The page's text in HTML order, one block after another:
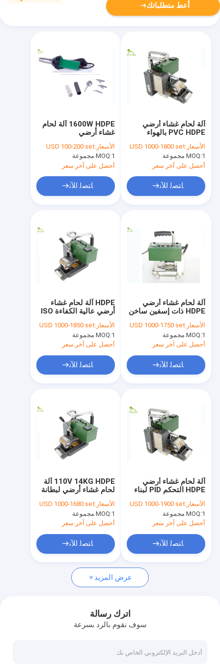
معلومات عنا
جولة في المعمل
اطلب اقتباس
News
غشاء أرضي مركب
أقمشة غير منسوجة جيوتكستايل
أعط متطلباتك
1600W HDPE آلة لحام
غشاء أرضي
الأسعار:USD 100-200 set
MOQ:1 مجموعة
أحصل على آخر سعر
ﺎﺘﺼﻟ ﺍﻶﻧ
آلة لحام غشاء أرضي
PVC HDPE بالهواء
مم 14 كجم
الأسعار:USD 1000-1800 set
MOQ:1 مجموعة
أحصل على آخر سعر
ﺎﺘﺼﻟ ﺍﻶﻧ
HDPE آلة لحام غشاء
أرضي عالية الكفاءة ISO
القياسية
الأسعار:USD 1000-1850 set
MOQ:1 مجموعة
أحصل على آخر سعر
ﺎﺘﺼﻟ ﺍﻶﻧ
آلة لحام غشاء أرضي
HDPE ذات إسفين ساخن
بسرعة 50/60 هرتز
الأسعار:USD 1000-1750 set
MOQ:1 مجموعة
أحصل على آخر سعر
ﺎﺘﺼﻟ ﺍﻶﻧ
110V 14KG HDPE آلة
لحام غشاء أرضي لبطانة
حوض السمك 3 مم
الأسعار:USD 1000-1680 set
MOQ:1 مجموعة
أحصل على آخر سعر
ﺎﺘﺼﻟ ﺍﻶﻧ
آلة لحام غشاء أرضي
HDPE التحكم PID لبناء
مشاريع تسرب المياه
الأسعار:USD 1000-1900 set
MOQ:1 مجموعة
أحصل على آخر سعر
ﺎﺘﺼﻟ ﺍﻶﻧ
عرض المزيد
اترك رسالة
سوف نقوم بالرد بسرعة